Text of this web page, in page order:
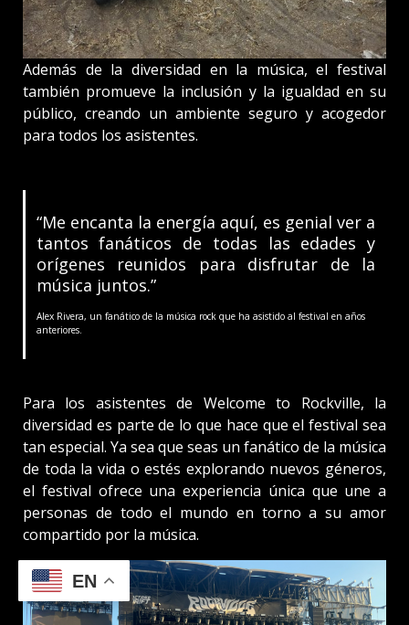
Además de la diversidad en la música, el festival
también promueve la inclusión y la igualdad en su
público, creando un ambiente seguro y acogedor
para todos los asistentes.
“Me encanta la energía aquí, es genial ver a
tantos fanáticos de todas las edades y
orígenes reunidos para disfrutar de la
música juntos.”
Alex Rivera, un fanático de la música rock que ha asistido al festival en años
anteriores.
Para los asistentes de Welcome to Rockville, la
diversidad es parte de lo que hace que el festival sea
tan especial. Ya sea que seas un fanático de la música
de toda la vida o estés explorando nuevos géneros,
el festival ofrece una experiencia única que une a
personas de todo el mundo en torno a su amor
compartido por la música.
EN